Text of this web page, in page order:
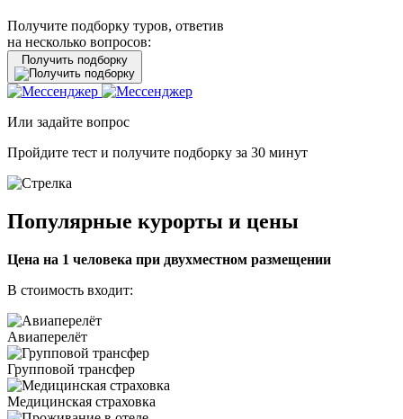
Получите подборку туров, ответив
на несколько вопросов:
Получить подборку
Или задайте вопрос
Пройдите тест и получите подборку за 30 минут
Популярные курорты и цены
Цена на 1 человека при двухместном размещении
В стоимость входит:
Авиаперелёт
Групповой трансфер
Медицинская страховка